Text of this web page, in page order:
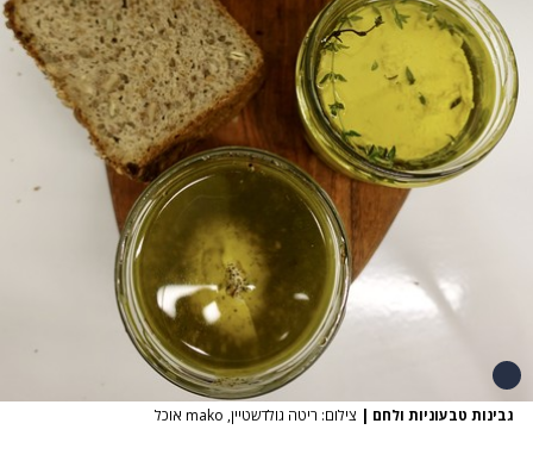
גבינות טבעוניות ולחם | צילום: ריטה גולדשטיין, mako אוכל